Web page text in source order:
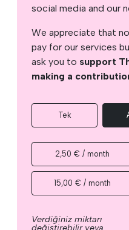
social media and our
We appreciate that
pay for our services
ask you to support
making a
Tek
2,50 € / month
15,00 € / month
Verdiğiniz miktarı
değiştirebilir veya